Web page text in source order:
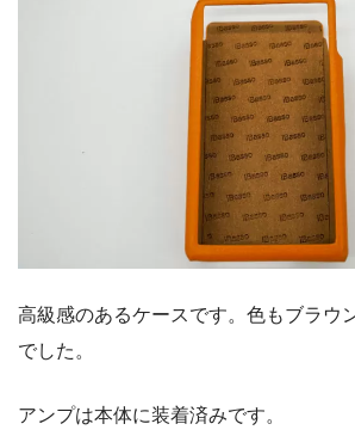
高級感のあるケースです。色もブラウ
でした。
アンプは本体に装着済みです。